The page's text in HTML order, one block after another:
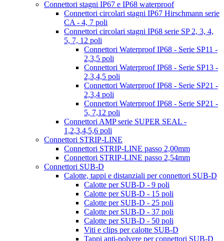
Connettori stagni IP67 e IP68 waterproof
Connettori circolari stagni IP67 Hirschmann serie
CA - 4, 7 poli
Connettori circolari stagni IP68 serie SP 2, 3, 4,
5, 7, 12 poli
Connettori Waterproof IP68 - Serie SP11 -
2,3,5 poli
Connettori Waterproof IP68 - Serie SP13 -
2,3,4,5 poli
Connettori Waterproof IP68 - Serie SP21 -
2,3,4 poli
Connettori Waterproof IP68 - Serie SP21 -
5, 7,12 poli
Connettori AMP serie SUPER SEAL -
1,2,3,4,5,6 poli
Connettori STRIP-LINE
Connettori STRIP-LINE passo 2,00mm
Connettori STRIP-LINE passo 2,54mm
Connettori SUB-D
Calotte, tappi e distanziali per connettori SUB-D
Calotte per SUB-D - 9 poli
Calotte per SUB-D - 15 poli
Calotte per SUB-D - 25 poli
Calotte per SUB-D - 37 poli
Calotte per SUB-D - 50 poli
Viti e clips per calotte SUB-D
Tappi anti-polvere per connettori SUB-D